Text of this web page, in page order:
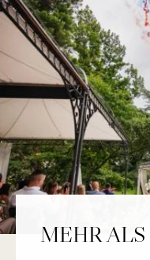
MEHR